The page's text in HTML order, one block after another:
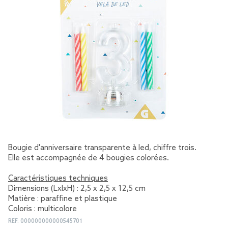
Bougie d'anniversaire transparente à led, chiffre trois.
Elle est accompagnée de 4 bougies colorées.
Caractéristiques techniques
Dimensions (LxlxH) : 2,5 x 2,5 x 12,5 cm
Matière : paraffine et plastique
Coloris : multicolore
REF. 000000000000545701